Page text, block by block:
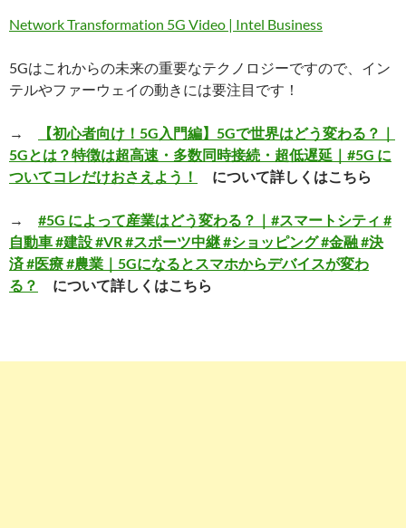
Network Transformation 5G Video | Intel Business
5Gはこれからの未来の重要なテクノロジーですので、イン
テルやファーウェイの動きには要注目です！
→
【初心者向け！5G入門編】5Gで世界はどう変わる？｜
5Gとは？特徴は超高速・多数同時接続・超低遅延｜#5G に
ついてコレだけおさえよう！
について詳しくはこちら
→ #5G によって産業はどう変わる？｜#スマートシティ #
自動車 #建設 #VR #スポーツ中継 #ショッピング #金融 #決
済 #医療 #農業｜5Gになるとスマホからデバイスが変わ
る？
について詳しくはこちら